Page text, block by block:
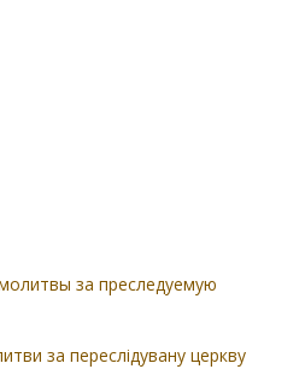
за преследуемую
за переслідувану церкву